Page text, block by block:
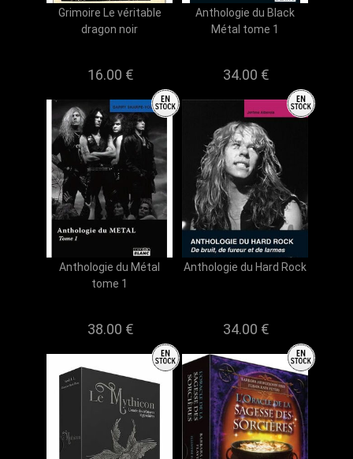
Grimoire Le véritable
dragon noir
16.00 €
Anthologie du Black
Métal tome 1
34.00 €
Anthologie du Métal
tome 1
38.00 €
Anthologie du Hard Rock
34.00 €